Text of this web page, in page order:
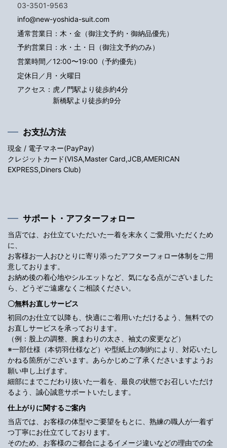
03-3501-9563
info@new-yoshida-suit.com
通常営業日：木・金（御注文予約・御納品優先）
予約営業日：水・土・日（御注文予約のみ）
営業時間／12:00〜19:00（予約優先）
定休日／月・火曜日
アクセス： 虎ノ門駅より徒歩約4分
新橋駅より徒歩約9分
お支払方法
現金 / 電子マネー(PayPay)
クレジットカード(VISA,Master Card,JCB,AMERICAN
EXPRESS,Diners Club)
サポート・アフターフォロー
当店では、お仕立ていただいた一着を末永くご愛用いただくため
に、
お客様お一人おひとりに寄り添ったアフターフォロー体制をご用
意しております。
お納め後の着心地やシルエットなど、気になる点がございました
ら、どうぞご遠慮なくご相談ください。
〇無料お直しサービス
初回のお仕立て以降も、快適にご着用いただけるよう、無料での
お直しサービスを承っております。
（例：股上の調整、腕まわりの太さ、袖丈の変更など）
※一部仕様（本切羽仕様など）や型紙上の制約により、対応いたし
かねる箇所がございます。あらかじめご了承くださいますようお
願い申し上げます。
細部にまでこだわり抜いた一着を、最良の状態でお召しいただけ
るよう、誠心誠意サポートいたします。
仕上がりに関するご案内
当店では、お客様の体型やご要望をもとに、熟練の職人が一着ず
つ丁寧にお仕立てしております。
そのため、お客様のご都合によるイメージ違いなどの理由での全